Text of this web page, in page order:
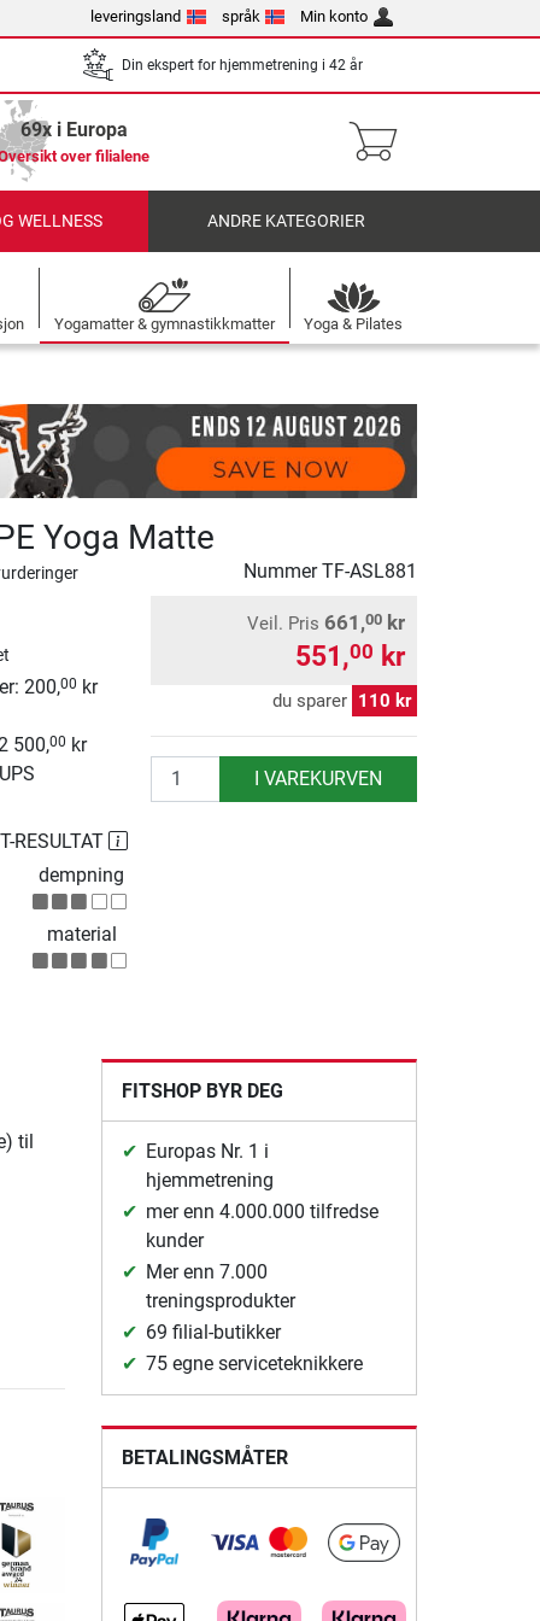
leveringsland språk Min konto
Din ekspert for hjemmetrening i 42 år
69x i Europa
over filialene
WELLNESS ANDRE KATEGORIER
Yogamatter & gymnastikkmatter Yoga & Pilates
Yoga Matte
NummerTF-ASL881
200,00 kr
500,00 kr
Veil. Pris 661,00 kr
551,00 kr
du sparer 110 kr
antall I VAREKURVEN
RESULTAT
dempning
material
til
FITSHOP BYR DEG
Europas Nr. 1 i
hjemmetrening
mer enn 4.000.000 tilfredse
kunder
Mer enn 7.000
treningsprodukter
69 filial-butikker
75 egne serviceteknikkere
BETALINGSMÅTER